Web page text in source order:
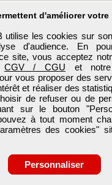
d'améliorer
utilise les cookies sur
d'audience. En
site, vous acceptez
CGV / CGU et
vous proposer des
et réaliser des
de refuser ou de
sur le bouton
à tout moment
des cookies"
Personnaliser